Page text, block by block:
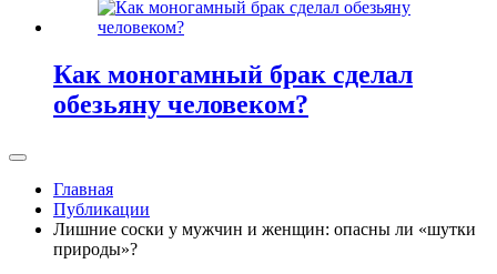
Как моногамный брак сделал
обезьяну человеком?
Главная
Публикации
Лишние соски у мужчин и женщин: опасны ли «шутки
природы»?